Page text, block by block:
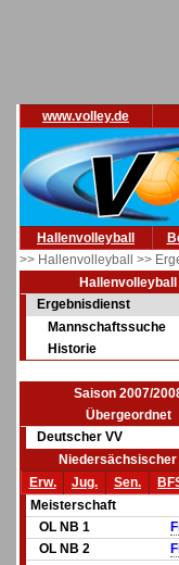
www.volley.de
Hallenvolleyball
>> Hallenvolleyball >>
Hallenvolleyball
Ergebnisdienst
Mannschaftssuche
Historie
Saison 2007/
Übergeordnet
Deutscher VV
Niedersächsischer
Erw.
Jug. Sen.
Meisterschaft
OL NB 1
OL NB 2